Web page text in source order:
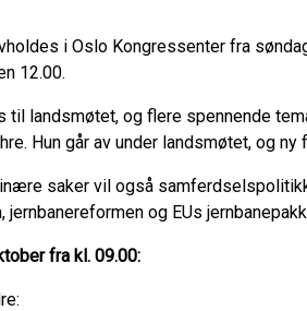
i Oslo Kongressenter fra
12.00.
til landsmøtet, og flere spennende
Hun går av under landsmøtet, og
saker vil også
jernbanereformen og EUs
fra kl. 09.00: